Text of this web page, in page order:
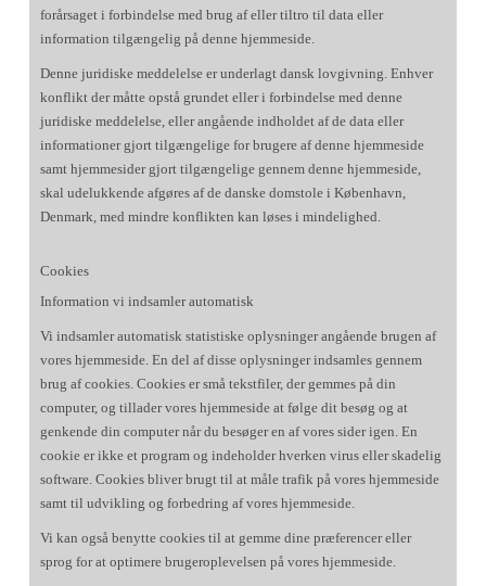
forårsaget i forbindelse med brug af eller tiltro til data eller
information tilgængelig på denne hjemmeside.
Denne juridiske meddelelse er underlagt dansk lovgivning. Enhver
konflikt der måtte opstå grundet eller i forbindelse med denne
juridiske meddelelse, eller angående indholdet af de data eller
informationer gjort tilgængelige for brugere af denne hjemmeside
samt hjemmesider gjort tilgængelige gennem denne hjemmeside,
skal udelukkende afgøres af de danske domstole i København,
Denmark, med mindre konflikten kan løses i mindelighed.
Cookies
Information vi indsamler automatisk
Vi indsamler automatisk statistiske oplysninger angående brugen af
vores hjemmeside. En del af disse oplysninger indsamles gennem
brug af cookies. Cookies er små tekstfiler, der gemmes på din
computer, og tillader vores hjemmeside at følge dit besøg og at
genkende din computer når du besøger en af vores sider igen. En
cookie er ikke et program og indeholder hverken virus eller skadelig
software. Cookies bliver brugt til at måle trafik på vores hjemmeside
samt til udvikling og forbedring af vores hjemmeside.
Vi kan også benytte cookies til at gemme dine præferencer eller
sprog for at optimere brugeroplevelsen på vores hjemmeside.